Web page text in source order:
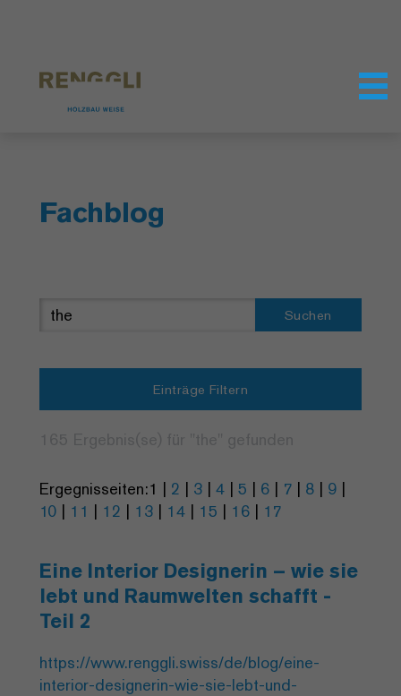
Fachblog
Suchen
Einträge Filtern
Ergegnisseiten:1 | 2 | 3 | 4 | 5 | 6 | 7 | 8 | 9 |
10 | 11 | 12 | 13 | 14 | 15 | 16 | 17
Eine Interior Designerin – wie sie
lebt und Raumwelten schafft -
Teil 2
https://www.renggli.swiss/de/blog/eine-
interior-designerin-wie-sie-lebt-und-